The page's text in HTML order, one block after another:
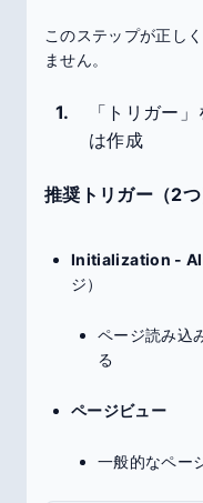
このステップが正し
ません。
「トリガー
は作成
推奨トリガー（2つ
Initialization -
ジ）
ページ読み込
る
ページビュー
一般的なペー